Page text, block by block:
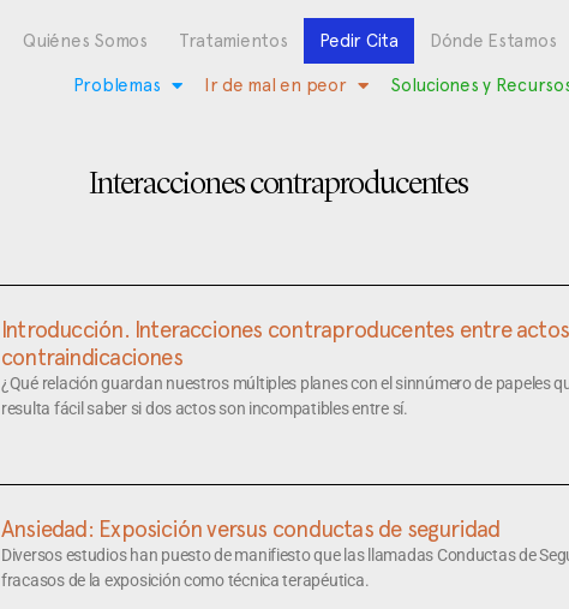
Quiénes Somos Tratamientos Pedir Cita Dónde Estamos
Problemas Ir de mal en peor Soluciones y
Interacciones contraproducentes
Introducción. Interacciones contraproducentes entre
contraindicaciones
¿Qué relación guardan nuestros múltiples planes con el sinnúmero de papeles
resulta fácil saber si dos actos son incompatibles entre sí.
Ansiedad: Exposición versus conductas de seguridad
Diversos estudios han puesto de manifiesto que las llamadas Conductas de
fracasos de la exposición como técnica terapéutica.